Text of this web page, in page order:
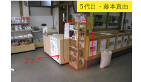
5代目・藤本真由